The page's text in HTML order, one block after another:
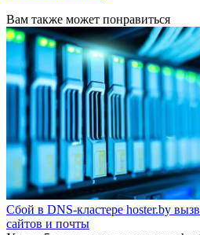
Вам также может понравиться
Сбой в DNS-кластере hoster.by
сайтов и почты